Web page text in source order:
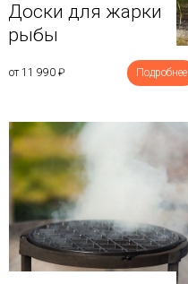
Доски для жарки
рыбы
от 11 990 ₽ Подробнее